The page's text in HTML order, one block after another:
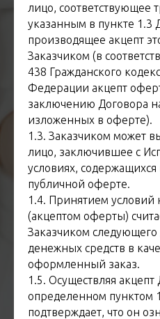
лицо, соответствующее
указанным в пункте 1.3
производящее акцепт
Заказчиком (в
438 Гражданского
Федерации акцепт
заключению Договора
изложенных в оферте).
1.3. Заказчиком может
лицо, заключившее с
условиях,
публичной оферте.
1.4. Принятием условий
(акцептом оферты)
Заказчиком следующего
денежных средств в
оформленный заказ.
1.5. Осуществляя
определенном пунктом
подтверждает, что он